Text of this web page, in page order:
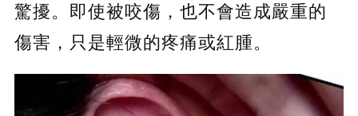
驚擾。即使被咬傷，也不會造成嚴重的
傷害，只是輕微的疼痛或紅腫。